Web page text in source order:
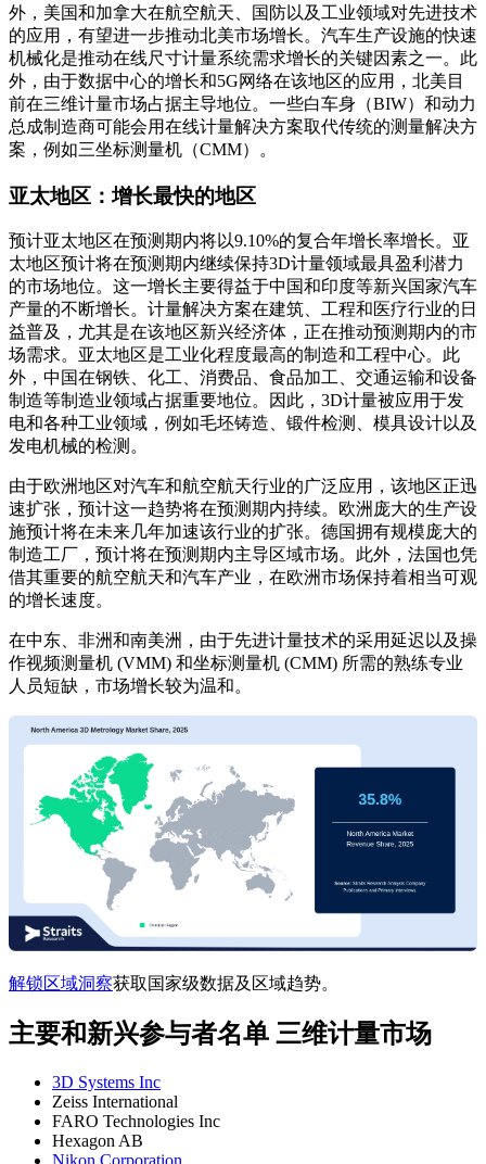
外，美国和加拿大在航空航天、国防以及工业领域对先进技术
的应用，有望进一步推动北美市场增长。汽车生产设施的快速
机械化是推动在线尺寸计量系统需求增长的关键因素之一。此
外，由于数据中心的增长和5G网络在该地区的应用，北美目
前在三维计量市场占据主导地位。一些白车身（BIW）和动力
总成制造商可能会用在线计量解决方案取代传统的测量解决方
案，例如三坐标测量机（CMM）。
亚太地区：增长最快的地区
预计亚太地区在预测期内将以9.10%的复合年增长率增长。亚
太地区预计将在预测期内继续保持3D计量领域最具盈利潜力
的市场地位。这一增长主要得益于中国和印度等新兴国家汽车
产量的不断增长。计量解决方案在建筑、工程和医疗行业的日
益普及，尤其是在该地区新兴经济体，正在推动预测期内的市
场需求。亚太地区是工业化程度最高的制造和工程中心。此
外，中国在钢铁、化工、消费品、食品加工、交通运输和设备
制造等制造业领域占据重要地位。因此，3D计量被应用于发
电和各种工业领域，例如毛坯铸造、锻件检测、模具设计以及
发电机械的检测。
由于欧洲地区对汽车和航空航天行业的广泛应用，该地区正迅
速扩张，预计这一趋势将在预测期内持续。欧洲庞大的生产设
施预计将在未来几年加速该行业的扩张。德国拥有规模庞大的
制造工厂，预计将在预测期内主导区域市场。此外，法国也凭
借其重要的航空航天和汽车产业，在欧洲市场保持着相当可观
的增长速度。
在中东、非洲和南美洲，由于先进计量技术的采用延迟以及操
作视频测量机 (VMM) 和坐标测量机 (CMM) 所需的熟练专业
人员短缺，市场增长较为温和。
解锁区域洞察获取国家级数据及区域趋势。
主要和新兴参与者名单 三维计量市场
3D Systems Inc
Zeiss International
FARO Technologies Inc
Hexagon AB